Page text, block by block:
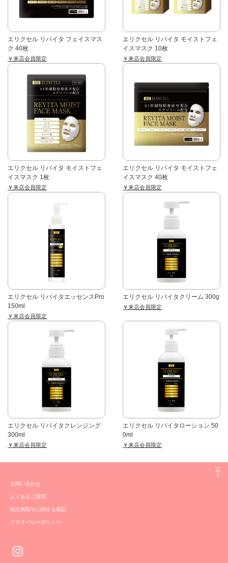
エリクセル リバイタ フェイスマス
ク 40枚
￥来店会員限定
エリクセル リバイタ モイストフェ
イスマスク 10枚
￥来店会員限定
エリクセル リバイタ モイストフェ
イスマスク 1枚
￥来店会員限定
エリクセル リバイタ モイストフェ
イスマスク 40枚
￥来店会員限定
エリクセル リバイタエッセンスPro
150ml
￥来店会員限定
エリクセル リバイタクリーム 300g
￥来店会員限定
エリクセル リバイタクレンジング
300ml
￥来店会員限定
エリクセル リバイタローション 50
0ml
￥来店会員限定
お問い合わせ
よくあるご質問
特定商取引に関する表記
プライバシーポリシー